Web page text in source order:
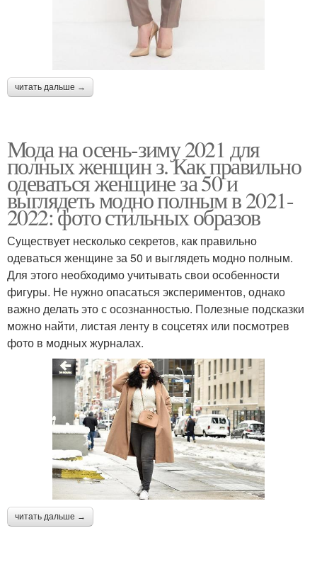
читать дальше →
Мода на осень-зиму 2021 для
полных женщин з. Как правильно
одеваться женщине за 50 и
выглядеть модно полным в 2021-
2022: фото стильных образов
Существует несколько секретов, как правильно
одеваться женщине за 50 и выглядеть модно полным.
Для этого необходимо учитывать свои особенности
фигуры. Не нужно опасаться экспериментов, однако
важно делать это с осознанностью. Полезные подсказки
можно найти, листая ленту в соцсетях или посмотрев
фото в модных журналах.
читать дальше →